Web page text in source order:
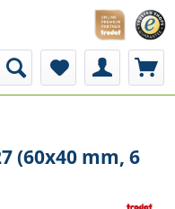
(60x40 mm, 6